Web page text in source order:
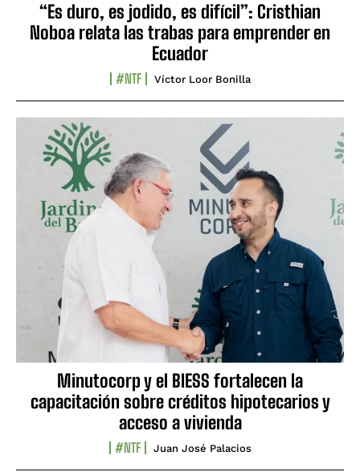
“Es duro, es jodido, es difícil”: Cristhian
Noboa relata las trabas para emprender en
Ecuador
#NTF Víctor Loor Bonilla
Minutocorp y el BIESS fortalecen la
capacitación sobre créditos hipotecarios y
acceso a vivienda
#NTF Juan José Palacios